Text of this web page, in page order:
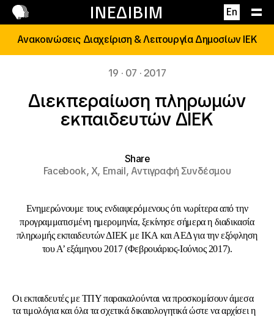
ΙΝΕΔΙΒΙΜ En
Επικοινωνία
Ανακοινώσεις Διαχείριση & Λειτουργία Δημοσίων ΙΕΚ
19 · 07 · 2017
Διεκπεραίωση πληρωμών
εκπαιδευτών ΔΙΕΚ
Share
Facebook,X, Email,Αντιγραφή Συνδέσμου
Ενημερώνουμε τους ενδιαφερόμενους ότι νωρίτερα από την
προγραμματισμένη ημερομηνία, ξεκίνησε σήμερα η διαδικασία
πληρωμής εκπαιδευτών ΔΙΕΚ με ΙΚΑ και ΑΕΔ για την εξόφληση
του Α’ εξάμηνου 2017 (Φεβρουάριος-Ιούνιος 2017).
Οι εκπαιδευτές με ΤΠΥ παρακαλούνται να προσκομίσουν άμεσα
τα τιμολόγια και όλα τα σχετικά δικαιολογητικά ώστε να αρχίσει η